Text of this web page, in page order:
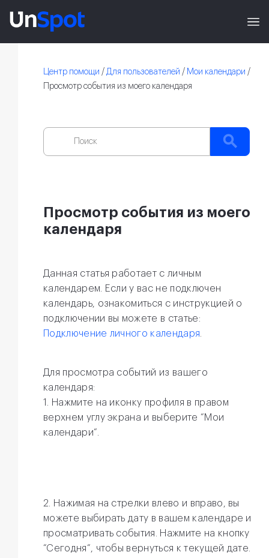
Центр помощи / Для пользователей / Мои календари /
Просмотр события из моего календаря
Просмотр события из моего
календаря
Данная статья работает с личным
календарем. Если у вас не подключен
календарь, ознакомиться с инструкцией о
подключении вы можете в статье:
Подключение личного календаря
Для просмотра событий из вашего
календаря:
1. Нажмите на иконку профиля в правом
верхнем углу экрана и выберите “Мои
календари“.
2. Нажимая на стрелки влево и вправо, вы
можете выбирать дату в вашем календаре и
просматривать события. Нажмите на кнопку
“Сегодня“, чтобы вернуться к текущей дате.